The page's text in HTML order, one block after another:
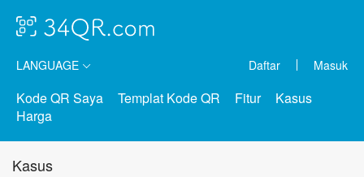
LANGUAGE Daftar Masuk
Kode QR Saya Templat Kode QR Fitur
Kasus
Harga
Kasus